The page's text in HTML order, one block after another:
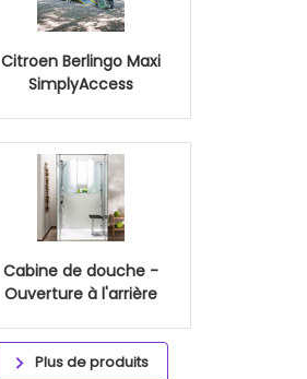
Citroen Berlingo Maxi
SimplyAccess
Cabine de douche -
Ouverture à l'arrière
Plus de produits